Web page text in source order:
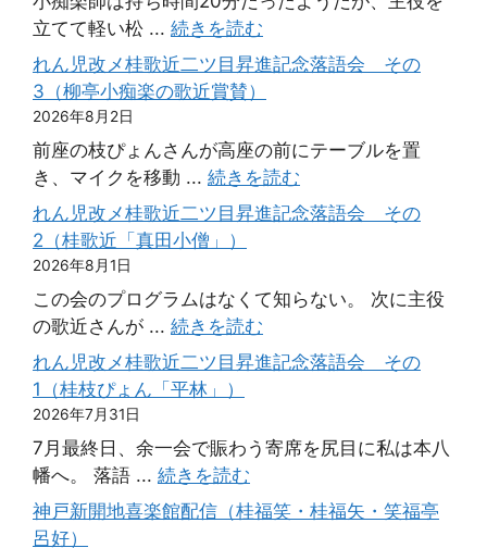
立てて軽い松 ... 続きを読む
れん児改メ桂歌近二ツ目昇進記念落語会 その
3（柳亭小痴楽の歌近賞賛）
2026年8月2日
前座の枝ぴょんさんが高座の前にテーブルを置
き、マイクを移動 ... 続きを読む
れん児改メ桂歌近二ツ目昇進記念落語会 その
2（桂歌近「真田小僧」）
2026年8月1日
この会のプログラムはなくて知らない。 次に主役
の歌近さんが ... 続きを読む
れん児改メ桂歌近二ツ目昇進記念落語会 その
1（桂枝ぴょん「平林」）
2026年7月31日
7月最終日、余一会で賑わう寄席を尻目に私は本八
幡へ。 落語 ... 続きを読む
神戸新開地喜楽館配信（桂福笑・桂福矢・笑福亭
呂好）